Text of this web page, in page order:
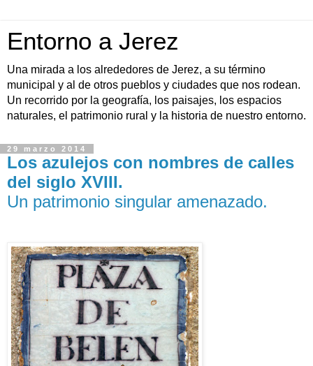
Entorno a Jerez
Una mirada a los alrededores de Jerez, a su término
municipal y al de otros pueblos y ciudades que nos rodean.
Un recorrido por la geografía, los paisajes, los espacios
naturales, el patrimonio rural y la historia de nuestro entorno.
29 marzo 2014
Los azulejos con nombres de calles
del siglo XVIII.
Un patrimonio singular amenazado.